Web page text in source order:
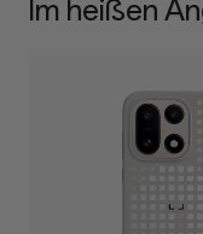
Im heißen